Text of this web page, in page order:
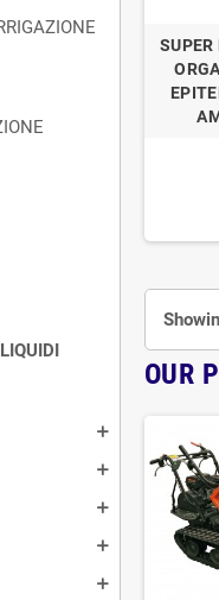
SUPER
OUR